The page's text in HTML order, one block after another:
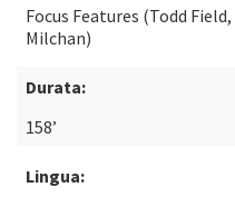
Focus Features (Todd
Milchan)
Durata:
158’
Lingua: